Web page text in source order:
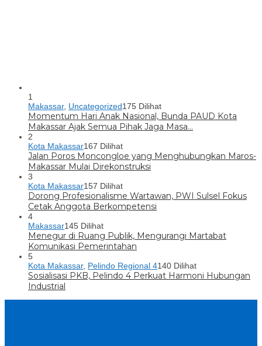
1
Makassar, Uncategorized175 Dilihat
Momentum Hari Anak Nasional, Bunda PAUD Kota
Makassar Ajak Semua Pihak Jaga Masa…
2
Kota Makassar167 Dilihat
Jalan Poros Moncongloe yang Menghubungkan Maros-
Makassar Mulai Direkonstruksi
3
Kota Makassar157 Dilihat
Dorong Profesionalisme Wartawan, PWI Sulsel Fokus
Cetak Anggota Berkompetensi
4
Makassar145 Dilihat
Menegur di Ruang Publik, Mengurangi Martabat
Komunikasi Pemerintahan
5
Kota Makassar, Pelindo Regional 4140 Dilihat
Sosialisasi PKB, Pelindo 4 Perkuat Harmoni Hubungan
Industrial